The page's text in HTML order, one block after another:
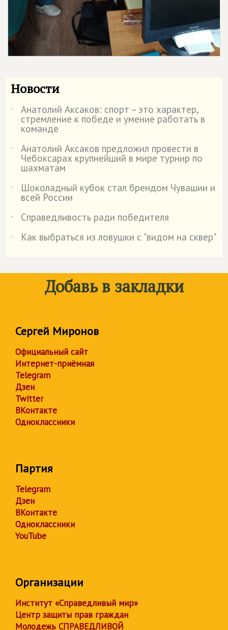
Новости
˙ Анатолий Аксаков: спорт – это характер,
стремление к победе и умение работать в
команде
˙
Анатолий Аксаков предложил провести в
Чебоксарах крупнейший в мире турнир по
шахматам
˙
Шоколадный кубок стал брендом Чувашии и
всей России
˙
Справедливость ради победителя
˙
Как выбраться из ловушки с "видом на сквер"
Добавь в закладки
Сергей Миронов
Официальный сайт
Интернет-приёмная
Telegram
Дзен
Twitter
ВКонтакте
Одноклассники
Партия
Telegram
Дзен
ВКонтакте
Одноклассники
YouTube
Организации
Институт «Справедливый мир»
Центр защиты прав граждан
Молодежь СПРАВЕДЛИВОЙ